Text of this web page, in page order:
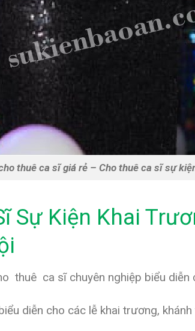
thuê ca sĩ giá rẻ – Cho thuê ca sĩ sự
Sự Kiện Khai
thuê ca sĩ chuyên nghiệp biểu diễn
diễn cho các lễ khai trương,